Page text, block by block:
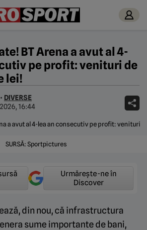
BT Arena a avut al 4-
pe profit: venituri de
lei!
• DIVERSE
16:44
SURSĂ: Sportpictures
Urmărește-ne în
Discover
din nou, că infrastructura
sume importante de bani,